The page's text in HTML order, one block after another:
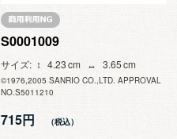
S0001009
サイズ 4.23 3.65
©1976,2005 SANRIO CO.,LTD. APPROVAL
NO.S5011210
715円